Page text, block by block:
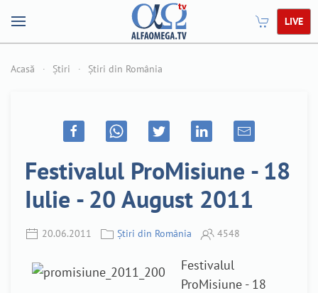
LIVE
Acasă Știri Știri din România
Festivalul ProMisiune - 18
Iulie - 20 August 2011
20.06.2011 Știri din România 4548
Festivalul
ProMisiune - 18